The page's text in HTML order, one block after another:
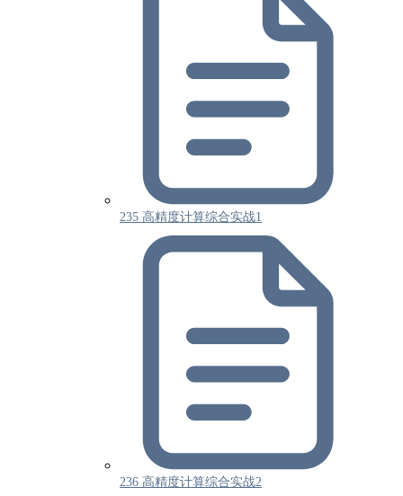
235 高精度计算综合实战1
236 高精度计算综合实战2